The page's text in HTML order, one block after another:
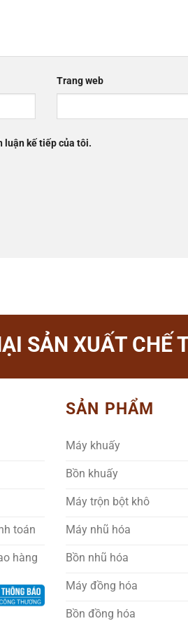
Trang web
luận kế tiếp của tôi.
SẢN XUẤT CHẾ
toán
hàng
SẢN PHẨM
Máy khuấy
Bồn khuấy
Máy trộn bột khô
Máy nhũ hóa
Bồn nhũ hóa
Máy đồng hóa
Bồn đồng hóa